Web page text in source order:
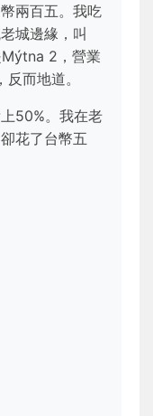
兩百五。我吃
城邊緣，叫
2，營業
而地道。
50%。我在老
花了台幣五